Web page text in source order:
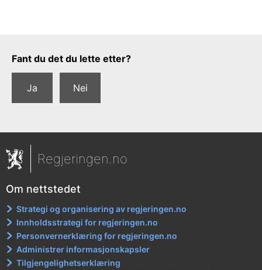
Tilbakemeldingsskjema
Fant du det du lette etter?
Ja Nei
Regjeringen.no
Om nettstedet
Strategi og organisering av regjeringen.no
Innholdsstrategi for regjeringen.no
Personvernerklæring for regjeringen.no
Administrer informasjonskapsler
Tilgjengelighetserklæring